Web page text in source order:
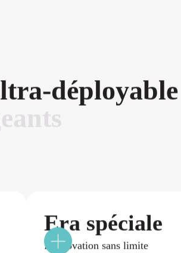
ltra-déployable
eants
Era spéciale
L’innovation sans limite